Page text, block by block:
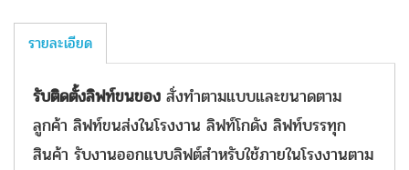
รายละเอียด
รับติดตั้งลิฟท์ขนของ สั่งทำตามแบบและขนาดตาม
ลูกค้า ลิฟท์ขนส่งในโรงงาน ลิฟท์โกดัง ลิฟท์บรรทุก
สินค้า รับงานออกแบบลิฟต์สำหรับใช้ภายในโรงงานตาม